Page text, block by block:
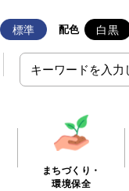
標準 配色 白黒
まちづくり・
環境保全